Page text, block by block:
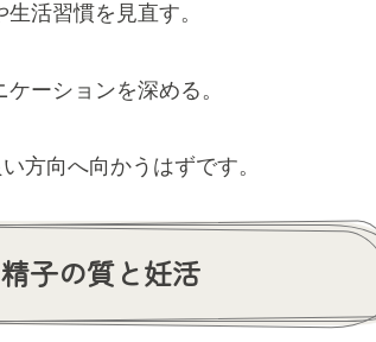
活習慣を見直す。
ーションを深める。
方向へ向かうはずです。
子の質と妊活